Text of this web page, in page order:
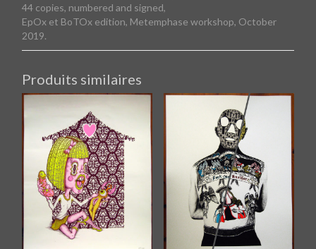
44 copies, numbered and signed,
EpOx et BoTOx edition, Metemphase workshop, October
2019.
Produits similaires